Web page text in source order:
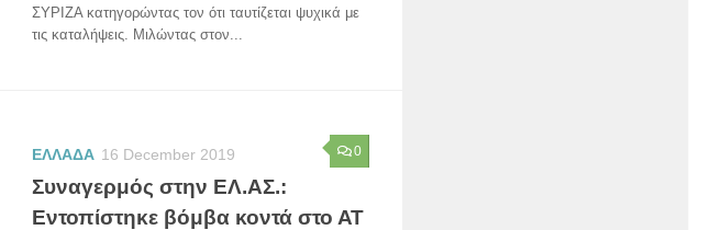
ΣΥΡΙΖΑ κατηγορώντας τον ότι ταυτίζεται ψυχικά με
τις καταλήψεις. Μιλώντας στον...
0
ΕΛΛΑΔΑ 16 December 2019
Συναγερμός στην ΕΛ.ΑΣ.:
Εντοπίστηκε βόμβα κοντά στο ΑΤ